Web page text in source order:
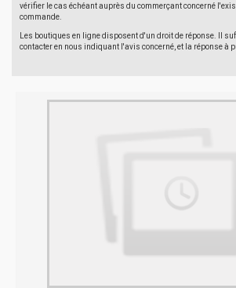
vérifier le cas échéant auprès du commerçant concerné
commande.
Les boutiques en ligne disposent d'un droit de réponse. Il
contacter en nous indiquant l'avis concerné, et la réponse à